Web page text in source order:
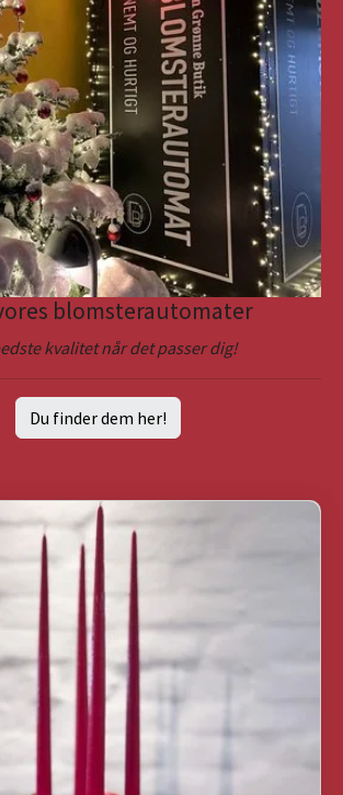
blomsterautomater
kvalitet når det passer dig!
Du finder dem her!